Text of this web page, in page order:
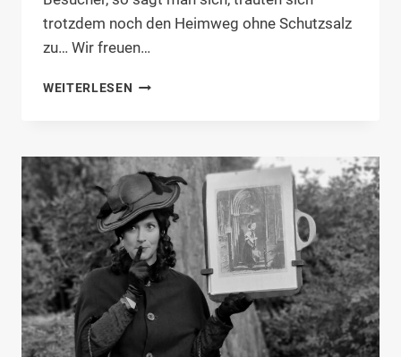
trotzdem noch den Heimweg ohne Schutzsalz
zu… Wir freuen…
WEITERLESEN FRIEDHOFSGEFLÜSTER
UND
SPO